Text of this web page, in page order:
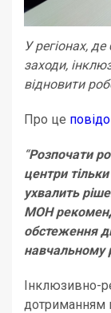
У регіонах,
заходи,
відновити
Про це
“Розпочати
центри
ухвалить
МОН
обстеження
навчальному
Інклюзивно-
дотриманням